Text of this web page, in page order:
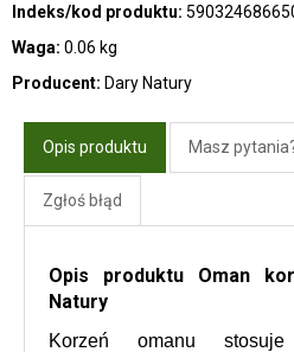
Indeks/kod produktu:
Waga: 0.06 kg
Producent: Dary Natury
Opis produktu Masz
Zgłoś błąd
Opis produktu Oman
Natury
Korzeń omanu